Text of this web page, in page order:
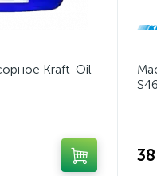
Kraft-Oil
S46